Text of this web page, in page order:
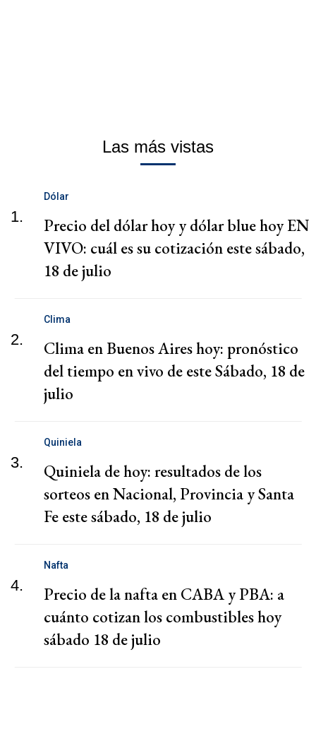
Las más vistas
1.
Dólar
Precio del dólar hoy y dólar blue hoy EN
VIVO: cuál es su cotización este sábado,
18 de julio
2.
Clima
Clima en Buenos Aires hoy: pronóstico
del tiempo en vivo de este Sábado, 18 de
julio
3.
Quiniela
Quiniela de hoy: resultados de los
sorteos en Nacional, Provincia y Santa
Fe este sábado, 18 de julio
4.
Nafta
Precio de la nafta en CABA y PBA: a
cuánto cotizan los combustibles hoy
sábado 18 de julio